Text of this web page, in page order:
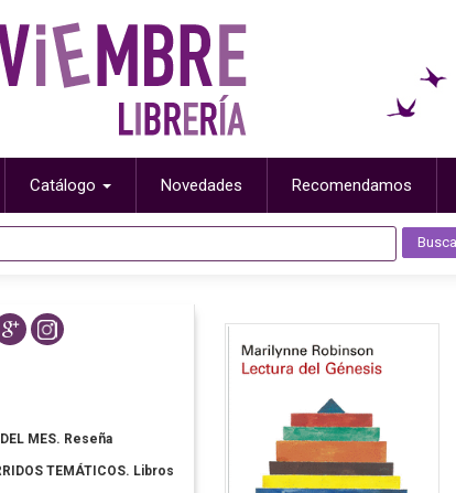
Catálogo Novedades Recomendamos
MES. Reseña
TEMÁTICOS. Libros